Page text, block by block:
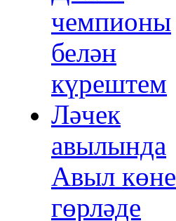
чемпионы
белән
күрештем
Ләчек
авылында
Авыл көне
гөрләде